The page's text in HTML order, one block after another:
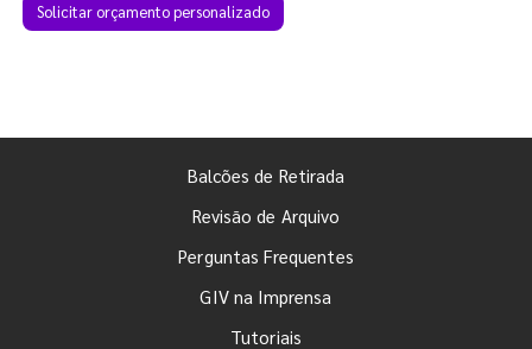
Solicitar orçamento personalizado
Balcões de Retirada
Revisão de Arquivo
Perguntas Frequentes
GIV na Imprensa
Tutoriais